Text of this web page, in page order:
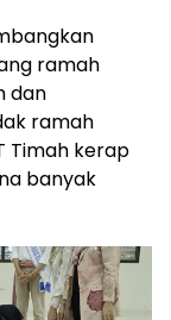
ramah
dan
ramah
Timah kerap
banyak